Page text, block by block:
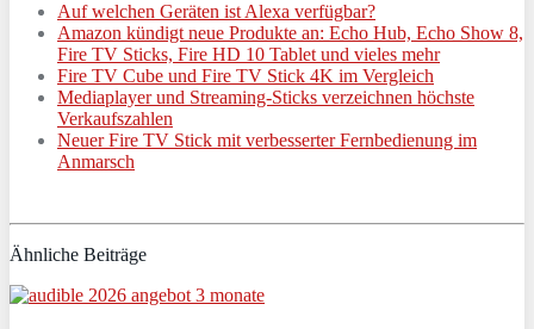
Auf welchen Geräten ist Alexa verfügbar?
Amazon kündigt neue Produkte an: Echo Hub, Echo Show 8,
Fire TV Sticks, Fire HD 10 Tablet und vieles mehr
Fire TV Cube und Fire TV Stick 4K im Vergleich
Mediaplayer und Streaming-Sticks verzeichnen höchste
Verkaufszahlen
Neuer Fire TV Stick mit verbesserter Fernbedienung im
Anmarsch
Ähnliche Beiträge